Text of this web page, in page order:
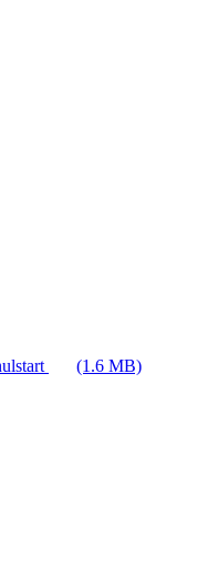
(1.6 MB)